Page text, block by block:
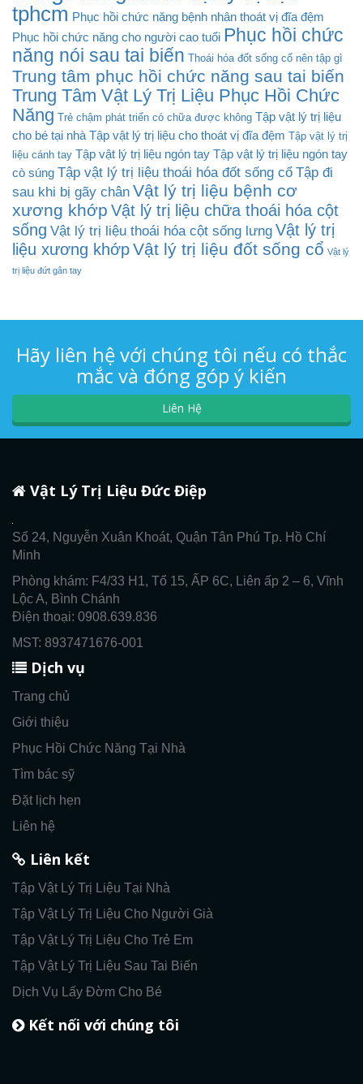
tphcm Phục hồi chức năng bệnh nhân thoát vị đĩa đệm
Phục hồi chức năng cho người cao tuổi Phục hồi chức
năng nói sau tai biến Thoái hóa đốt sống cổ nên tập gì
Trung tâm phục hồi chức năng sau tai biến
Trung Tâm Vật Lý Trị Liệu Phục Hồi Chức
Năng Trẻ chậm phát triển có chữa được không Tập vật lý trị liệu
cho bé tại nhà Tập vật lý trị liệu cho thoát vị đĩa đệm Tập vật lý trị
liệu cánh tay Tập vật lý trị liệu ngón tay Tập vật lý trị liệu ngón tay
cò súng Tập vật lý trị liệu thoái hóa đốt sống cổ Tập đi
sau khi bị gãy chân Vật lý trị liệu bệnh cơ
xương khớp Vật lý trị liệu chữa thoái hóa cột
sống Vật lý trị liệu thoái hóa cột sống lưng Vật lý trị
liệu xương khớpVật lý trị liệu đốt sống cổ Vật lý
trị liệu đứt gân tay
Hãy liên hệ với chúng tôi nếu có thắc
mắc và đóng góp ý kiến
Liên Hệ
Vật Lý Trị Liệu Đức Điệp
Số 24, Nguyễn Xuân Khoát, Quận Tân Phú Tp. Hồ Chí
Minh
Phòng khám: F4/33 H1, Tổ 15, ẤP 6C, Liên ấp 2 – 6, Vĩnh
Lộc A, Bình Chánh
Điện thoại: 0908.639.836
MST: 8937471676-001
Dịch vụ
Trang chủ
Giới thiệu
Phục Hồi Chức Năng Tại Nhà
Tìm bác sỹ
Đặt lịch hẹn
Liên hệ
Liên kết
Tập Vật Lý Trị Liệu Tại Nhà
Tập Vật Lý Trị Liệu Cho Người Già
Tập Vật Lý Trị Liệu Cho Trẻ Em
Tập Vật Lý Trị Liệu Sau Tai Biến
Dịch Vụ Lấy Đờm Cho Bé
Kết nối với chúng tôi